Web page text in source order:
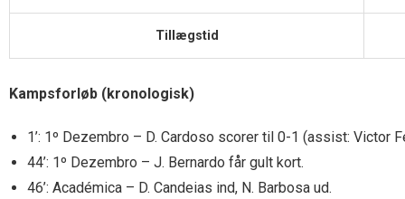
Tillægstid
Kampsforløb (kronologisk)
1’: 1º Dezembro – D. Cardoso scorer til 0-1 (assist: Victor
44’: 1º Dezembro – J. Bernardo får gult kort.
46’: Académica – D. Candeias ind, N. Barbosa ud.